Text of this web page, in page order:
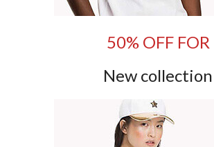
50% OFF FOR
New collection